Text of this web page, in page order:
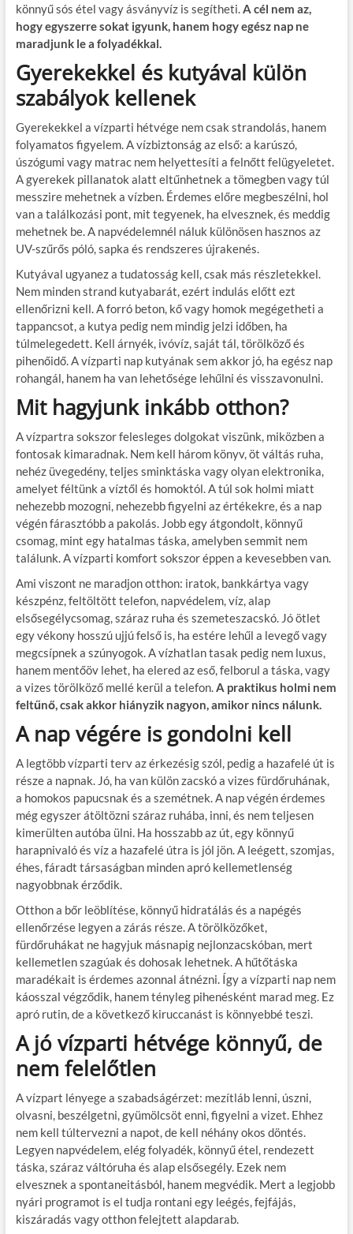
könnyű sós étel vagy ásványvíz is segítheti.A cél nem az,
hogy egyszerre sokat igyunk, hanem hogy egész nap ne
maradjunk le a folyadékkal.
Gyerekekkel és kutyával külön
szabályok kellenek
Gyerekekkel a vízparti hétvége nem csak strandolás, hanem
folyamatos figyelem. A vízbiztonság az első: a karúszó,
úszógumi vagy matrac nem helyettesíti a felnőtt felügyeletet.
A gyerekek pillanatok alatt eltűnhetnek a tömegben vagy túl
messzire mehetnek a vízben. Érdemes előre megbeszélni, hol
van a találkozási pont, mit tegyenek, ha elvesznek, és meddig
mehetnek be. A napvédelemnél náluk különösen hasznos az
UV-szűrős póló, sapka és rendszeres újrakenés.
Kutyával ugyanez a tudatosság kell, csak más részletekkel.
Nem minden strand kutyabarát, ezért indulás előtt ezt
ellenőrizni kell. A forró beton, kő vagy homok megégetheti a
tappancsot, a kutya pedig nem mindig jelzi időben, ha
túlmelegedett. Kell árnyék, ivóvíz, saját tál, törölköző és
pihenőidő. A vízparti nap kutyának sem akkor jó, ha egész nap
rohangál, hanem ha van lehetősége lehűlni és visszavonulni.
Mit hagyjunk inkább otthon?
A vízpartra sokszor felesleges dolgokat viszünk, miközben a
fontosak kimaradnak. Nem kell három könyv, öt váltás ruha,
nehéz üvegedény, teljes sminktáska vagy olyan elektronika,
amelyet féltünk a víztől és homoktól. A túl sok holmi miatt
nehezebb mozogni, nehezebb figyelni az értékekre, és a nap
végén fárasztóbb a pakolás. Jobb egy átgondolt, könnyű
csomag, mint egy hatalmas táska, amelyben semmit nem
találunk. A vízparti komfort sokszor éppen a kevesebben van.
Ami viszont ne maradjon otthon: iratok, bankkártya vagy
készpénz, feltöltött telefon, napvédelem, víz, alap
elsősegélycsomag, száraz ruha és szemeteszacskó. Jó ötlet
egy vékony hosszú ujjú felső is, ha estére lehűl a levegő vagy
megcsípnek a szúnyogok. A vízhatlan tasak pedig nem luxus,
hanem mentőöv lehet, ha elered az eső, felborul a táska, vagy
a vizes törölköző mellé kerül a telefon.A praktikus holmi nem
feltűnő, csak akkor hiányzik nagyon, amikor nincs nálunk.
A nap végére is gondolni kell
A legtöbb vízparti terv az érkezésig szól, pedig a hazafelé út is
része a napnak. Jó, ha van külön zacskó a vizes fürdőruhának,
a homokos papucsnak és a szemétnek. A nap végén érdemes
még egyszer átöltözni száraz ruhába, inni, és nem teljesen
kimerülten autóba ülni. Ha hosszabb az út, egy könnyű
harapnivaló és víz a hazafelé útra is jól jön. A leégett, szomjas,
éhes, fáradt társaságban minden apró kellemetlenség
nagyobbnak érződik.
Otthon a bőr leöblítése, könnyű hidratálás és a napégés
ellenőrzése legyen a zárás része. A törölközőket,
fürdőruhákat ne hagyjuk másnapig nejlonzacskóban, mert
kellemetlen szagúak és dohosak lehetnek. A hűtőtáska
maradékait is érdemes azonnal átnézni. Így a vízparti nap nem
káosszal végződik, hanem tényleg pihenésként marad meg. Ez
apró rutin, de a következő kiruccanást is könnyebbé teszi.
A jó vízparti hétvége könnyű, de
nem felelőtlen
A vízpart lényege a szabadságérzet: mezítláb lenni, úszni,
olvasni, beszélgetni, gyümölcsöt enni, figyelni a vizet. Ehhez
nem kell túltervezni a napot, de kell néhány okos döntés.
Legyen napvédelem, elég folyadék, könnyű étel, rendezett
táska, száraz váltóruha és alap elsősegély. Ezek nem
elvesznek a spontaneitásból, hanem megvédik. Mert a legjobb
nyári programot is el tudja rontani egy leégés, fejfájás,
kiszáradás vagy otthon felejtett alapdarab.